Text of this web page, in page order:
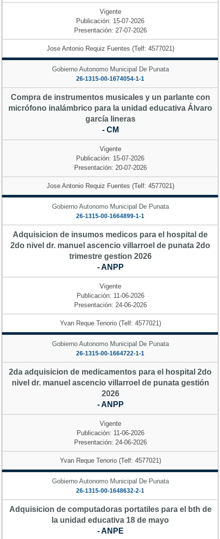
Vigente
Publicación: 15-07-2026
Presentación: 27-07-2026
Jose Antonio Requiz Fuentes (Telf: 4577021)
Gobierno Autonomo Municipal De Punata
26-1315-00-1674054-1-1
Compra de instrumentos musicales y un parlante con
micrófono inalámbrico para la unidad educativa Álvaro
garcía lineras
- CM
Vigente
Publicación: 15-07-2026
Presentación: 20-07-2026
Jose Antonio Requiz Fuentes (Telf: 4577021)
Gobierno Autonomo Municipal De Punata
26-1315-00-1664899-1-1
Adquisicion de insumos medicos para el hospital de
2do nivel dr. manuel ascencio villarroel de punata 2do
trimestre gestion 2026
- ANPP
Vigente
Publicación: 11-06-2026
Presentación: 24-06-2026
Yvan Reque Tenorio (Telf: 4577021)
Gobierno Autonomo Municipal De Punata
26-1315-00-1664722-1-1
2da adquisicion de medicamentos para el hospital 2do
nivel dr. manuel ascencio villarroel de punata gestión
2026
- ANPP
Vigente
Publicación: 11-06-2026
Presentación: 24-06-2026
Yvan Reque Tenorio (Telf: 4577021)
Gobierno Autonomo Municipal De Punata
26-1315-00-1648632-2-1
Adquisicion de computadoras portatiles para el bth de
la unidad educativa 18 de mayo
- ANPE